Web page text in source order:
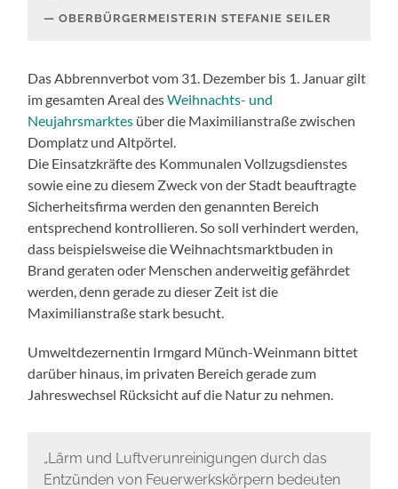
OBERBÜRGERMEISTERIN STEFANIE SEILER
Das Abbrennverbot vom 31. Dezember bis 1. Januar gilt
im gesamten Areal desWeihnachts- und
Neujahrsmarktes über die Maximilianstraße zwischen
Domplatz und Altpörtel.
Die Einsatzkräfte des Kommunalen Vollzugsdienstes
sowie eine zu diesem Zweck von der Stadt beauftragte
Sicherheitsfirma werden den genannten Bereich
entsprechend kontrollieren. So soll verhindert werden,
dass beispielsweise die Weihnachtsmarktbuden in
Brand geraten oder Menschen anderweitig gefährdet
werden, denn gerade zu dieser Zeit ist die
Maximilianstraße stark besucht.
Umweltdezernentin Irmgard Münch-Weinmann bittet
darüber hinaus, im privaten Bereich gerade zum
Jahreswechsel Rücksicht auf die Natur zu nehmen.
„Lärm und Luftverunreinigungen durch das
Entzünden von Feuerwerkskörpern bedeuten